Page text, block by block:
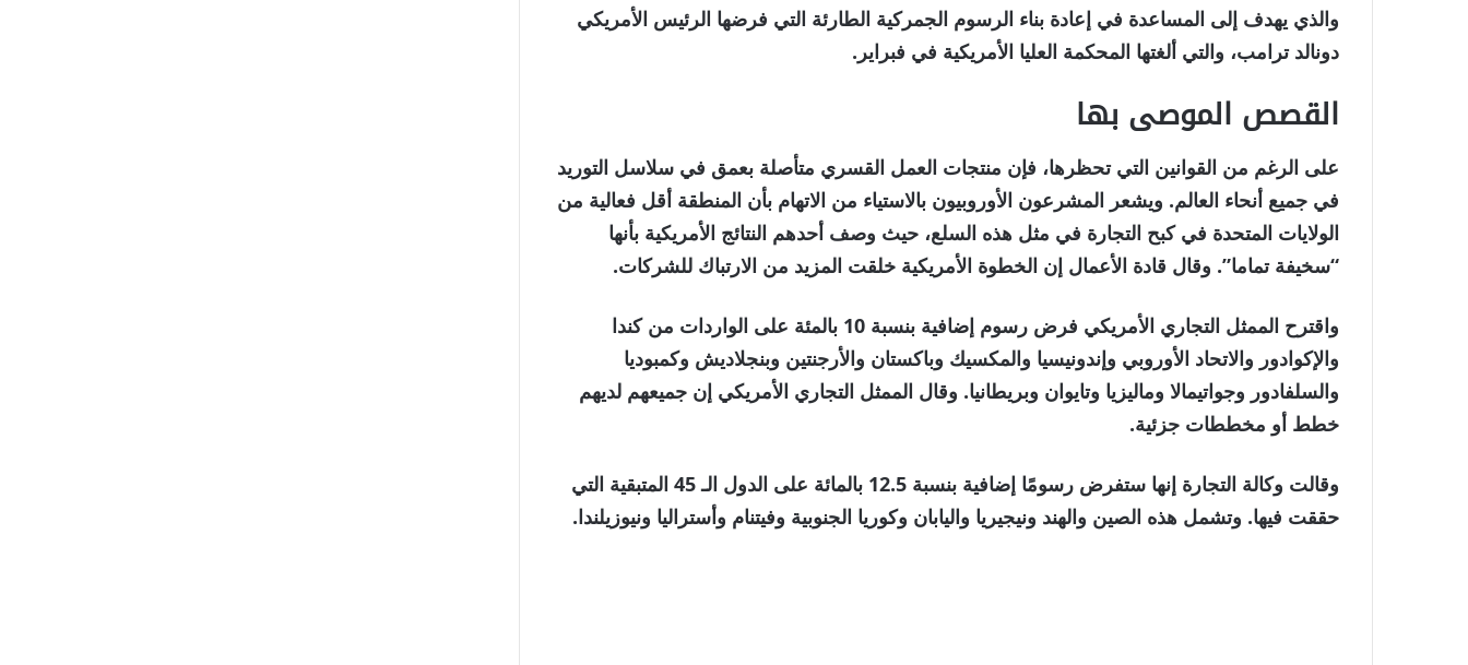
والذي يهدف إلى المساعدة في إعادة بناء الرسوم الجمركية الطارئة التي فرضها الرئيس الأمريكي
دونالد ترامب، والتي ألغتها المحكمة العليا الأمريكية في فبراير.
القصص الموصى بها
قائمة
من
4
عناصر
نهاية
القائمة
على الرغم من القوانين التي تحظرها، فإن منتجات العمل القسري متأصلة بعمق في سلاسل التوريد
في جميع أنحاء العالم. ويشعر المشرعون الأوروبيون بالاستياء من الاتهام بأن المنطقة أقل فعالية من
الولايات المتحدة في كبح التجارة في مثل هذه السلع، حيث وصف أحدهم النتائج الأمريكية بأنها
“سخيفة تماما”. وقال قادة الأعمال إن الخطوة الأمريكية خلقت المزيد من الارتباك للشركات.
واقترح الممثل التجاري الأمريكي فرض رسوم إضافية بنسبة 10 بالمئة على الواردات من كندا
والإكوادور والاتحاد الأوروبي وإندونيسيا والمكسيك وباكستان والأرجنتين وبنجلاديش وكمبوديا
والسلفادور وجواتيمالا وماليزيا وتايوان وبريطانيا. وقال الممثل التجاري الأمريكي إن جميعهم لديهم
خطط أو مخططات جزئية.
وقالت وكالة التجارة إنها ستفرض رسومًا إضافية بنسبة 12.5 بالمائة على الدول الـ 45 المتبقية التي
حققت فيها. وتشمل هذه الصين والهند ونيجيريا واليابان وكوريا الجنوبية وفيتنام وأستراليا ونيوزيلندا.